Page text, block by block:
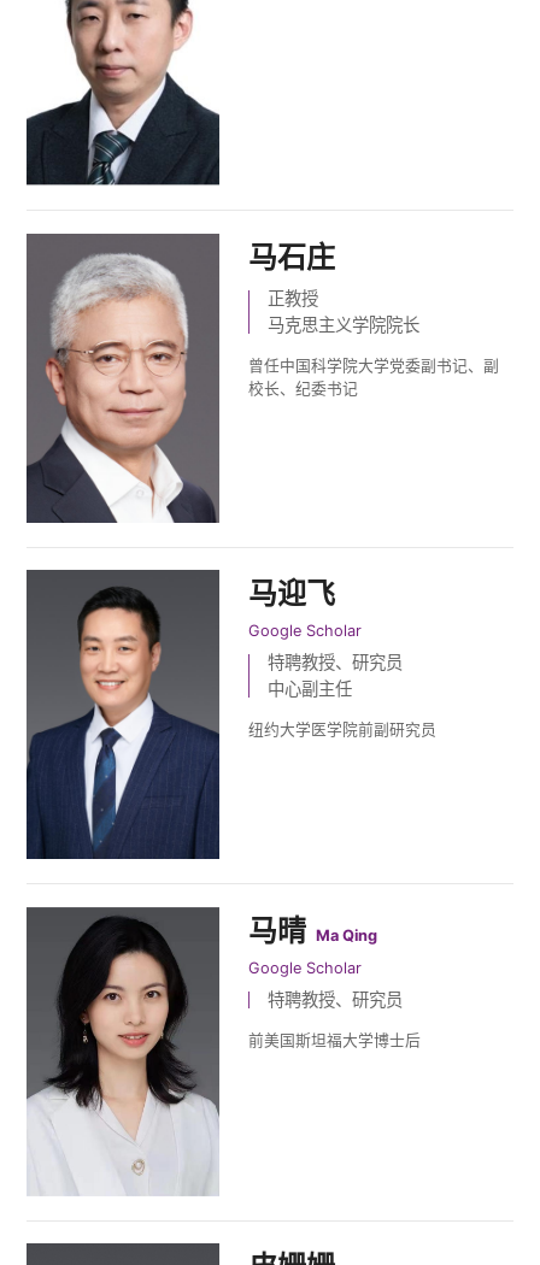
马石庄
正教授
马克思主义学院院长
曾任中国科学院大学党委副书记、副
校长、纪委书记
马迎飞
Google Scholar
特聘教授、研究员
中心副主任
纽约大学医学院前副研究员
马晴 Ma Qing
Google Scholar
特聘教授、研究员
前美国斯坦福大学博士后